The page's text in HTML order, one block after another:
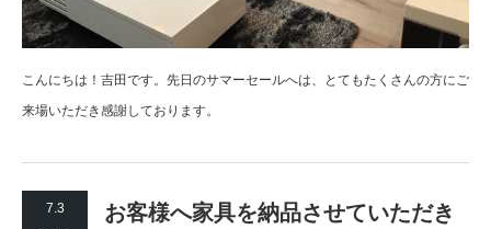
こんにちは！吉田です。先日のサマーセールへは、とてもたくさんの方にご
来場いただき感謝しております。
7.3
お客様へ家具を納品させていただき